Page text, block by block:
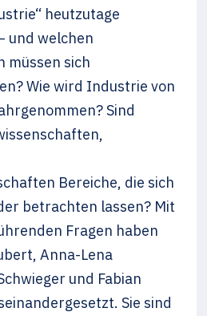
heutzutage
und welchen
müssen sich
Wie wird Industrie von
Sind
Bereiche, die sich
betrachten lassen? Mit
Fragen haben
Anna-Lena
und Fabian
Sie sind